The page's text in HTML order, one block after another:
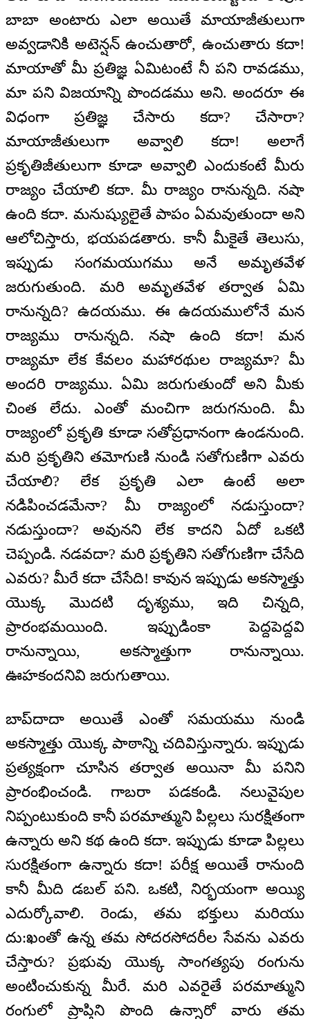
బాబా అంటారు ఎలా అయితే మాయాజీతులుగా
అవ్వడానికి అటెన్షన్ ఉంచుతారో, ఉంచుతారు కదా!
మాయాతో మీ ప్రతిజ్ఞ ఏమిటంటే నీ పని రావడము,
మా పని విజయాన్ని పొందడము అని. అందరూ ఈ
విధంగా ప్రతిజ్ఞ చేసారు కదా? చేసారా?
మాయాజీతులుగా అవ్వాలి కదా! అలాగే
ప్రకృతిజీతులుగా కూడా అవ్వాలి ఎందుకంటే మీరు
రాజ్యం చేయాలి కదా. మీ రాజ్యం రానున్నది. నషా
ఉంది కదా. మనుష్యులైతే పాపం ఏమవుతుందా అని
ఆలోచిస్తారు, భయపడతారు. కానీ మీకైతే తెలుసు,
ఇప్పుడు సంగమయుగము అనే అమృతవేళ
జరుగుతుంది. మరి అమృతవేళ తర్వాత ఏమి
రానున్నది? ఉదయము. ఈ ఉదయములోనే మన
రాజ్యము రానున్నది. నషా ఉంది కదా! మన
రాజ్యమా లేక కేవలం మహారథుల రాజ్యమా? మీ
అందరి రాజ్యము. ఏమి జరుగుతుందో అని మీకు
చింత లేదు. ఎంతో మంచిగా జరుగనుంది. మీ
రాజ్యంలో ప్రకృతి కూడా సతోప్రధానంగా ఉండనుంది.
మరి ప్రకృతిని తమోగుణి నుండి సతోగుణిగా ఎవరు
చేయాలి? లేక ప్రకృతి ఎలా ఉంటే అలా
నడిపించడమేనా? మీ రాజ్యంలో నడుస్తుందా?
నడుస్తుందా? అవునని లేక కాదని ఏదో ఒకటి
చెప్పండి. నడవదా? మరి ప్రకృతిని సతోగుణిగా చేసేది
ఎవరు? మీరే కదా చేసేది! కావున ఇప్పుడు అకస్మాత్తు
యొక్క మొదటి దృశ్యము, ఇది చిన్నది,
ప్రారంభమయింది. ఇప్పుడింకా పెద్దపెద్దవి
రానున్నాయి, అకస్మాత్తుగా రానున్నాయి.
ఊహకందనివి జరుగుతాయి.
బాప్‌దాదా అయితే ఎంతో సమయము నుండి
అకస్మాత్తు యొక్క పాఠాన్ని చదివిస్తున్నారు. ఇప్పుడు
ప్రత్యక్షంగా చూసిన తర్వాత అయినా మీ పనిని
ప్రారంభించండి. గాబరా పడకండి. నలువైపుల
నిప్పంటుకుంది కానీ పరమాత్ముని పిల్లలు సురక్షితంగా
ఉన్నారు అని కథ ఉంది కదా. ఇప్పుడు కూడా పిల్లలు
సురక్షితంగా ఉన్నారు కదా! పరీక్ష అయితే రానుంది
కానీ మీది డబల్ పని. ఒకటి, నిర్భయంగా అయ్యి
ఎదుర్కోవాలి. రెండు, తమ భక్తులు మరియు
దు:ఖంతో ఉన్న తమ సోదరసోదరీల సేవను ఎవరు
చేస్తారు? ప్రభువు యొక్క సాంగత్యపు రంగును
అంటించుకున్న మీరే. మరి ఎవరైతే పరమాత్ముని
రంగులో ప్రాప్తిని పొంది ఉన్నారో వారు తమ